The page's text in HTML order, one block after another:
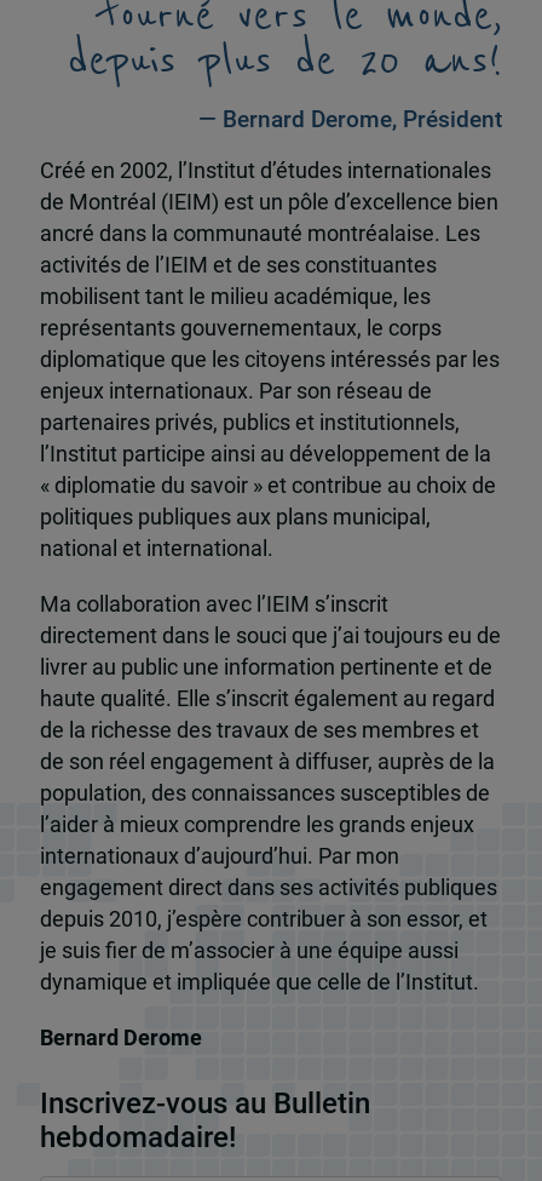
tourné vers le monde,
depuis plus de 20 ans!
— Bernard Derome, Président
Créé en 2002, l’Institut d’études internationales
de Montréal (IEIM) est un pôle d’excellence bien
ancré dans la communauté montréalaise. Les
activités de l’IEIM et de ses constituantes
mobilisent tant le milieu académique, les
représentants gouvernementaux, le corps
diplomatique que les citoyens intéressés par les
enjeux internationaux. Par son réseau de
partenaires privés, publics et institutionnels,
l’Institut participe ainsi au développement de la
« diplomatie du savoir » et contribue au choix de
politiques publiques aux plans municipal,
national et international.
Ma collaboration avec l’IEIM s’inscrit
directement dans le souci que j’ai toujours eu de
livrer au public une information pertinente et de
haute qualité. Elle s’inscrit également au regard
de la richesse des travaux de ses membres et
de son réel engagement à diffuser, auprès de la
population, des connaissances susceptibles de
l’aider à mieux comprendre les grands enjeux
internationaux d’aujourd’hui. Par mon
engagement direct dans ses activités publiques
depuis 2010, j’espère contribuer à son essor, et
je suis fier de m’associer à une équipe aussi
dynamique et impliquée que celle de l’Institut.
Bernard Derome
Inscrivez-vous au Bulletin
hebdomadaire!